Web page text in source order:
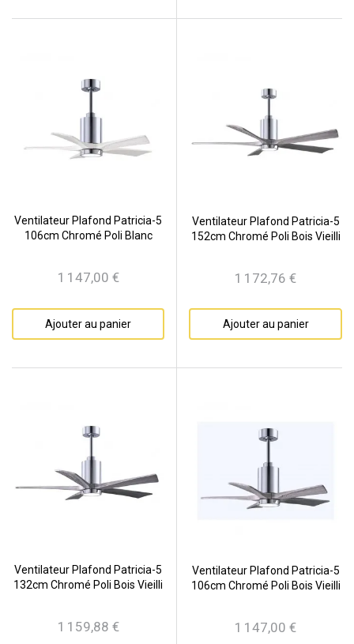
Ventilateur Plafond Patricia-5
106cm Chromé Poli Blanc
Prix
1 147,00 €
Ajouter au panier
Ventilateur Plafond Patricia-5
152cm Chromé Poli Bois Vieilli
Prix
1 172,76 €
Ajouter au panier
Ventilateur Plafond Patricia-5
132cm Chromé Poli Bois Vieilli
Prix
1 159,88 €
Ventilateur Plafond Patricia-5
106cm Chromé Poli Bois Vieilli
Prix
1 147,00 €